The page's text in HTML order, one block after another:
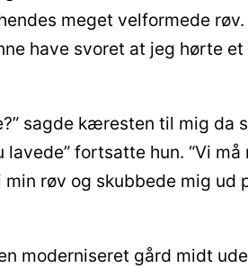
meget velformede
have svoret at jeg hørte et
sagde kæresten til mig
fortsatte hun. “Vi
røv og skubbede mig ud
moderniseret gård midt